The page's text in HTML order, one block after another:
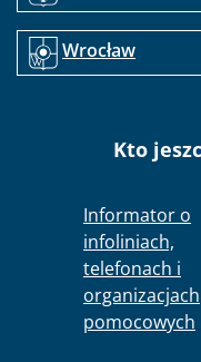
Wrocław
Kto
Informator o
infoliniach,
telefonach i
organizacjach
pomocowych